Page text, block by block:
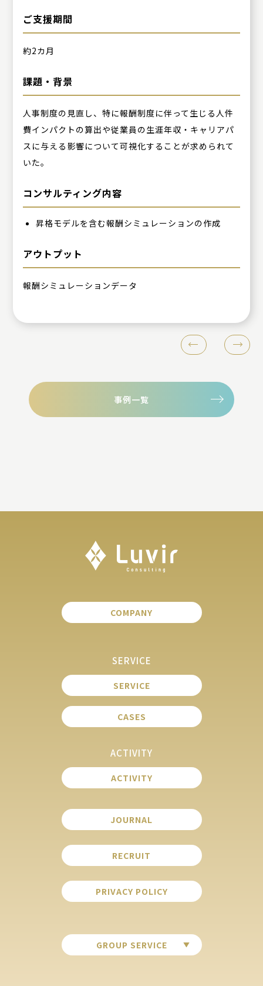
ご支援期間
約2カ月
課題・背景
人事制度の見直し、特に報酬制度に伴って生じる人件
費インパクトの算出や従業員の生涯年収・キャリアパ
スに与える影響について可視化することが求められて
いた。
コンサルティング内容
昇格モデルを含む報酬シミュレーションの作成
アウトプット
報酬シミュレーションデータ
事例一覧
COMPANY
SERVICE
SERVICE
CASES
ACTIVITY
ACTIVITY
JOURNAL
RECRUIT
PRIVACY POLICY
GROUP SERVICE